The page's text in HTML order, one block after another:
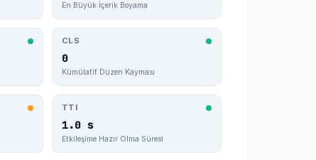
En Büyük İçerik Boyama
CLS
0
Kümülatif Düzen Kayması
TTI
1.0 s
Etkileşime Hazır Olma Süresi